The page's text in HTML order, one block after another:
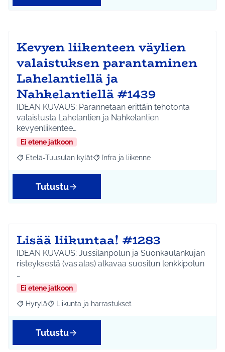
Kevyen liikenteen väylien
valaistuksen parantaminen
Lahelantiellä ja
Nahkelantiellä #1439
IDEAN KUVAUS: Parannetaan erittäin tehotonta
valaistusta Lahelantien ja Nahkelantien
kevyenliikentee…
Ei etene jatkoon
Rajaa tulokset aihepiirin mukaan: Etelä-Tuusulan kylät
Etelä-Tuusulan kylät Rajaa tulokset teeman mukaan: Infra ja
Infra ja liikenne
Tutustu
Lisää liikuntaa! #1283
IDEAN KUVAUS: Jussilanpolun ja Suonkaulankujan
risteyksestä (vas.alas) alkavaa suositun lenkkipolun
…
Ei etene jatkoon
Rajaa tulokset aihepiirin mukaan: Hyrylä
Hyrylä Rajaa tulokset teeman mukaan: Liikunta ja
Liikunta ja harrastukset
Tutustu